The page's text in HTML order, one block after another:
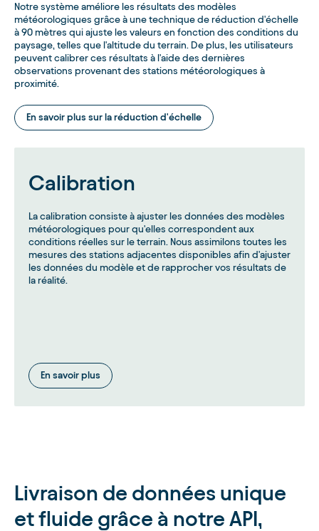
Notre système améliore les résultats des modèles
météorologiques grâce à une technique de réduction d'échelle
à 90 mètres qui ajuste les valeurs en fonction des conditions du
paysage, telles que l'altitude du terrain. De plus, les utilisateurs
peuvent calibrer ces résultats à l'aide des dernières
observations provenant des stations météorologiques à
proximité.
En savoir plus sur la réduction d'échelle
Calibration
La calibration consiste à ajuster les données des modèles
météorologiques pour qu'elles correspondent aux
conditions réelles sur le terrain. Nous assimilons toutes les
mesures des stations adjacentes disponibles afin d'ajuster
les données du modèle et de rapprocher vos résultats de
la réalité.
En savoir plus
Livraison de données unique
et fluide grâce à notre API,